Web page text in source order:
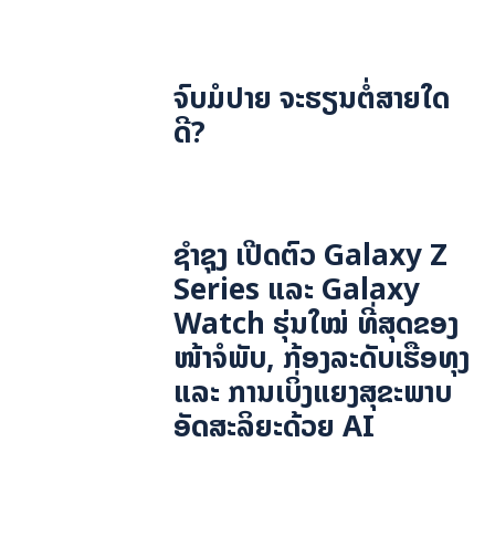
ຈົບມໍປາຍ ຈະຮຽນຕໍ່ສາຍໃດ
ດີ?
ຊຳຊຸງ ເປີດຕົວ Galaxy Z
Series ແລະ Galaxy
Watch ຮຸ່ນໃໝ່ ທີ່ສຸດຂອງ
ໜ້າຈໍພັບ, ກ້ອງລະດັບເຮືອທຸງ
ແລະ ການເບິ່ງແຍງສຸຂະພາບ
ອັດສະລິຍະດ້ວຍ AI